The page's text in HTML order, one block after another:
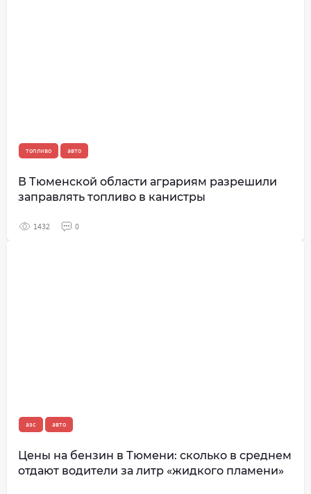
топливо авто
В Тюменской области аграриям разрешили
заправлять топливо в канистры
1432 0
азс авто
Цены на бензин в Тюмени: сколько в среднем
отдают водители за литр «жидкого пламени»